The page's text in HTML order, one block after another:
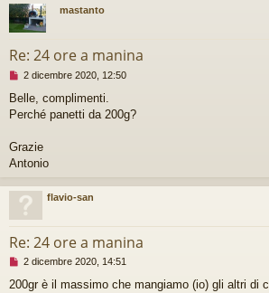
g
g
e
e
mastanto
Re: 24 ore a manina
M
s
s
d
a
g
g
e
2 dicembre 2020, 12:50
Belle, complimenti.
Perché panetti da 200g?
Grazie
Antonio
flavio-san
Re: 24 ore a manina
M
s
2 dicembre 2020, 14:51
200gr è il massimo che mangiamo (io) gli altri di